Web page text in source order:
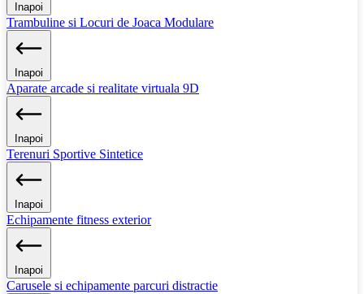
Inapoi
Trambuline si Locuri de Joaca Modulare
Inapoi
Aparate arcade si realitate virtuala 9D
Inapoi
Terenuri Sportive Sintetice
Inapoi
Echipamente fitness exterior
Inapoi
Carusele si echipamente parcuri distractie